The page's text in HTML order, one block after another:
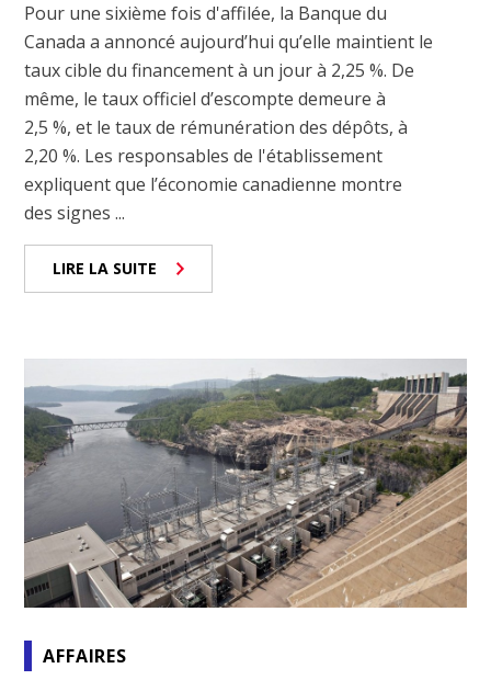
Pour une sixième fois d'affilée, la Banque du
Canada a annoncé aujourd’hui qu’elle maintient le
taux cible du financement à un jour à 2,25 %. De
même, le taux officiel d’escompte demeure à
2,5 %, et le taux de rémunération des dépôts, à
2,20 %. Les responsables de l'établissement
expliquent que l’économie canadienne montre
des signes ...
LIRE LA SUITE
AFFAIRES